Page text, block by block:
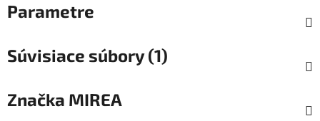
Parametre
Súvisiace súbory (1)
Značka MIREA